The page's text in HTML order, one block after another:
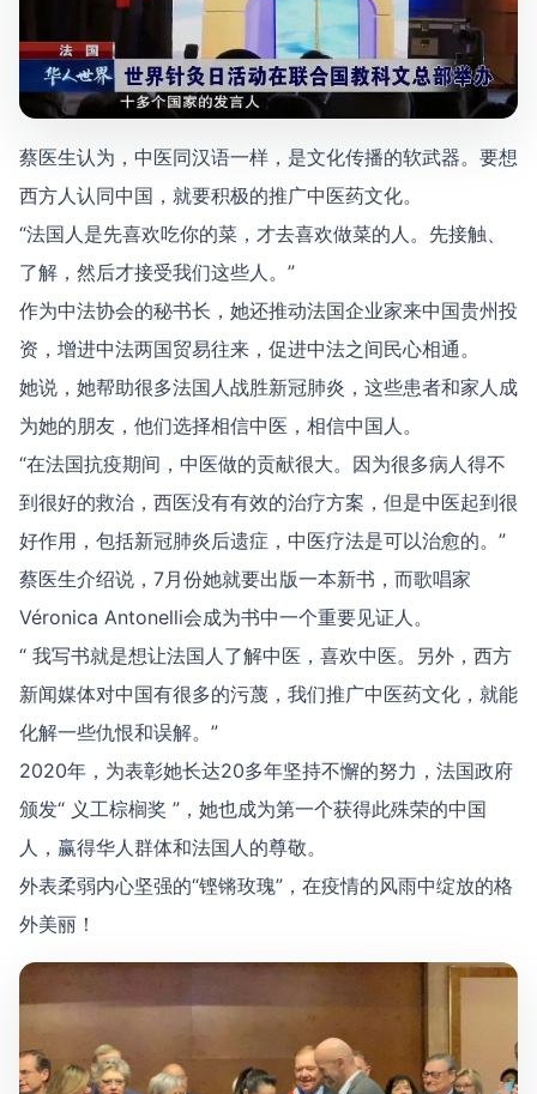
蔡医生认为，中医同汉语一样，是文化传播的软武器。要想
西方人认同中国，就要积极的推广中医药文化。
“法国人是先喜欢吃你的菜，才去喜欢做菜的人。先接触、
了解，然后才接受我们这些人。”
作为中法协会的秘书长，她还推动法国企业家来中国贵州投
资，增进中法两国贸易往来，促进中法之间民心相通。
她说，她帮助很多法国人战胜新冠肺炎，这些患者和家人成
为她的朋友，他们选择相信中医，相信中国人。
“在法国抗疫期间，中医做的贡献很大。因为很多病人得不
到很好的救治，西医没有有效的治疗方案，但是中医起到很
好作用，包括新冠肺炎后遗症，中医疗法是可以治愈的。”
蔡医生介绍说，7月份她就要出版一本新书，而歌唱家
Véronica Antonelli会成为书中一个重要见证人。
“ 我写书就是想让法国人了解中医，喜欢中医。另外，西方
新闻媒体对中国有很多的污蔑，我们推广中医药文化，就能
化解一些仇恨和误解。”
2020年，为表彰她长达20多年坚持不懈的努力，法国政府
颁发“ 义工棕榈奖 ”，她也成为第一个获得此殊荣的中国
人，赢得华人群体和法国人的尊敬。
外表柔弱内心坚强的“铿锵玫瑰”，在疫情的风雨中绽放的格
外美丽！